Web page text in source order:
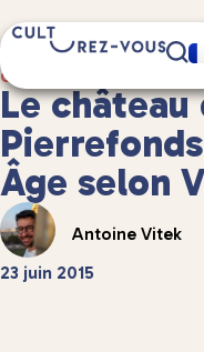
Culture
5 minute(s) de lecture
Le château
Âge selon
Antoine Vitek
23 juin 2015